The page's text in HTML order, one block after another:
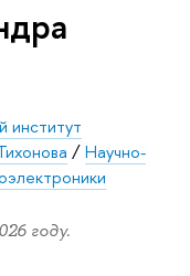
институт
/Научно-
году.